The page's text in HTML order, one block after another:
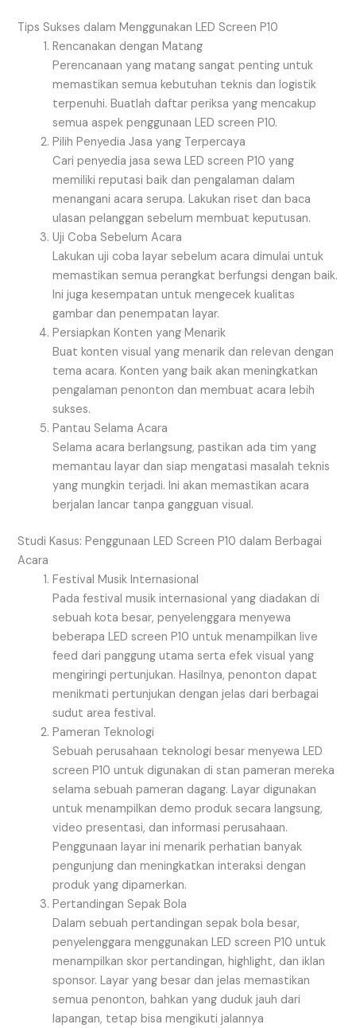
Tips Sukses dalam Menggunakan LED Screen P10
Rencanakan dengan Matang
Perencanaan yang matang sangat penting untuk
memastikan semua kebutuhan teknis dan logistik
terpenuhi. Buatlah daftar periksa yang mencakup
semua aspek penggunaan LED screen P10.
Pilih Penyedia Jasa yang Terpercaya
Cari penyedia jasa sewa LED screen P10 yang
memiliki reputasi baik dan pengalaman dalam
menangani acara serupa. Lakukan riset dan baca
ulasan pelanggan sebelum membuat keputusan.
Uji Coba Sebelum Acara
Lakukan uji coba layar sebelum acara dimulai untuk
memastikan semua perangkat berfungsi dengan baik.
Ini juga kesempatan untuk mengecek kualitas
gambar dan penempatan layar.
Persiapkan Konten yang Menarik
Buat konten visual yang menarik dan relevan dengan
tema acara. Konten yang baik akan meningkatkan
pengalaman penonton dan membuat acara lebih
sukses.
Pantau Selama Acara
Selama acara berlangsung, pastikan ada tim yang
memantau layar dan siap mengatasi masalah teknis
yang mungkin terjadi. Ini akan memastikan acara
berjalan lancar tanpa gangguan visual.
Studi Kasus: Penggunaan LED Screen P10 dalam Berbagai
Acara
Festival Musik Internasional
Pada festival musik internasional yang diadakan di
sebuah kota besar, penyelenggara menyewa
beberapa LED screen P10 untuk menampilkan live
feed dari panggung utama serta efek visual yang
mengiringi pertunjukan. Hasilnya, penonton dapat
menikmati pertunjukan dengan jelas dari berbagai
sudut area festival.
Pameran Teknologi
Sebuah perusahaan teknologi besar menyewa LED
screen P10 untuk digunakan di stan pameran mereka
selama sebuah pameran dagang. Layar digunakan
untuk menampilkan demo produk secara langsung,
video presentasi, dan informasi perusahaan.
Penggunaan layar ini menarik perhatian banyak
pengunjung dan meningkatkan interaksi dengan
produk yang dipamerkan.
Pertandingan Sepak Bola
Dalam sebuah pertandingan sepak bola besar,
penyelenggara menggunakan LED screen P10 untuk
menampilkan skor pertandingan, highlight, dan iklan
sponsor. Layar yang besar dan jelas memastikan
semua penonton, bahkan yang duduk jauh dari
lapangan, tetap bisa mengikuti jalannya